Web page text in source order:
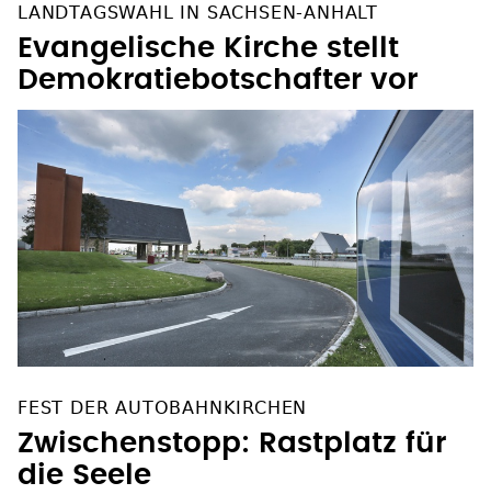
LANDTAGSWAHL IN SACHSEN-ANHALT
Evangelische Kirche stellt
Demokratiebotschafter vor
FEST DER AUTOBAHNKIRCHEN
Zwischenstopp: Rastplatz für
die Seele